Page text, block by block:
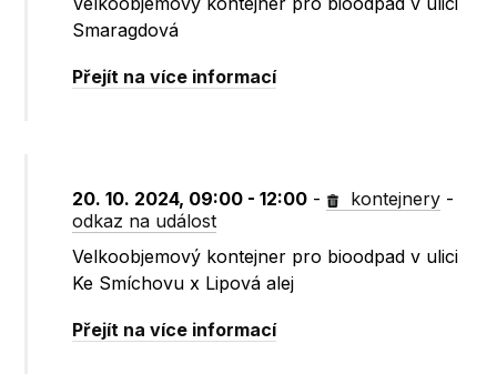
Smaragdová
Přejít na více informací
20. 10. 2024, 09:00 - 12:00 - kontejnery -
odkaz na událost
Velkoobjemový kontejner pro bioodpad v ulici
Ke Smíchovu x Lipová alej
Přejít na více informací